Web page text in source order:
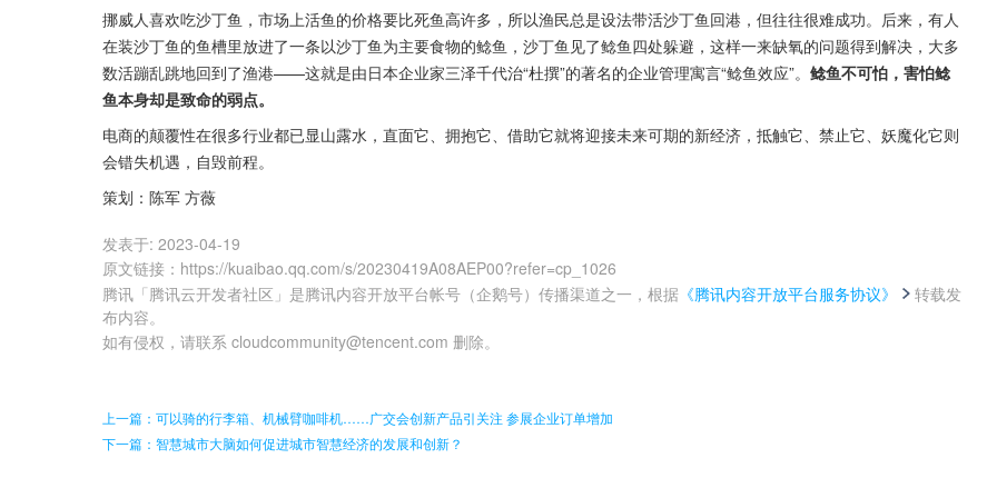
挪威人喜欢吃沙丁鱼，市场上活鱼的价格要比死鱼高许多，所以渔民总是设法带活沙丁鱼回港，但往往很难成功。后来，有人
在装沙丁鱼的鱼槽里放进了一条以沙丁鱼为主要食物的鲶鱼，沙丁鱼见了鲶鱼四处躲避，这样一来缺氧的问题得到解决，大多
数活蹦乱跳地回到了渔港——这就是由日本企业家三泽千代治“杜撰”的著名的企业管理寓言“鲶鱼效应”。 鲶鱼不可怕，害怕鲶
鱼本身却是致命的弱点。
电商的颠覆性在很多行业都已显山露水，直面它、拥抱它、借助它就将迎接未来可期的新经济，抵触它、禁止它、妖魔化它则
会错失机遇，自毁前程。
策划：陈军 方薇
发表于: 2023-04-19
原文链接 ： https://kuaibao.qq.com/s/20230419A08AEP00?refer=cp_1026
腾讯「腾讯云开发者社区」是腾讯内容开放平台帐号（企鹅号）传播渠道之一，根据 《腾讯内容开放平台服务协议》
转载发
布内容。
如有侵权，请联系 cloudcommunity@tencent.com 删除。
上一篇：可以骑的行李箱、机械臂咖啡机……广交会创新产品引关注 参展企业订单增加
下一篇：智慧城市大脑如何促进城市智慧经济的发展和创新？